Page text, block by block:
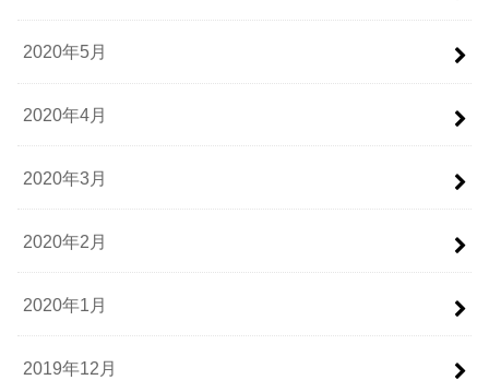
2020年5月
2020年4月
2020年3月
2020年2月
2020年1月
2019年12月